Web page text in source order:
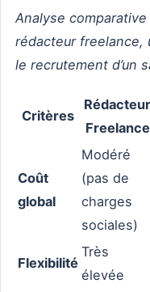
Analyse
rédacteur freelance,
le recrutement d’un
Critères
Rédacteur
Freelance
Coût
global
Modéré
(pas de
charges
sociales)
Flexibilité
Très
élevée